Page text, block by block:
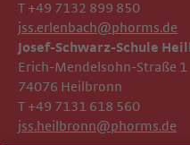
T +49 7132 899 850
jss.erlenbach@phorms.de
Josef-Schwarz-Schule
Erich-Mendelsohn-Straße 1
74076 Heilbronn
T +49 7131 618 560
jss.heilbronn@phorms.de